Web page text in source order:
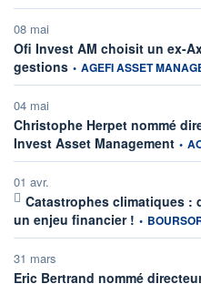
08 mai
Ofi Invest AM choisit un ex-
gestions information fournie par
• AGEFI ASSET
04 mai
Christophe Herpet nommé
Invest Asset Management •
01 avr.
Catastrophes climatiques :
un enjeu financier ! information
•
31 mars
Eric Bertrand nommé